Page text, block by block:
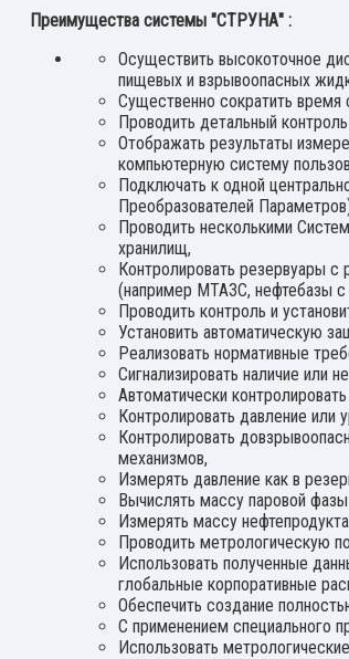
Преимущества системы "СТРУНА" :
Осуществить высокоточное
пищевых и взрывоопасных
Существенно сократить
Проводить детальный
Отображать результаты
компьютерную систему
Подключать к одной
Преобразователей
Проводить несколькими
хранилищ,
Контролировать резервуары
(например МТАЗС, нефтебазы с
Проводить контроль и
Установить автоматическую
Реализовать нормативные
Сигнализировать наличие или
Автоматически
Контролировать давление или
Контролировать
механизмов,
Измерять давление как в
Вычислять массу паровой
Измерять массу
Проводить метрологическую
Использовать полученные
глобальные корпоративные
Обеспечить создание
С применением специального
Использовать